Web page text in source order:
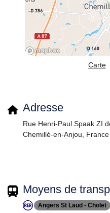
Carte
Adresse
Rue Henri-Paul Spaak ZI
Chemillé-en-Anjou, France
Moyens de
Angers St Laud - Cholet